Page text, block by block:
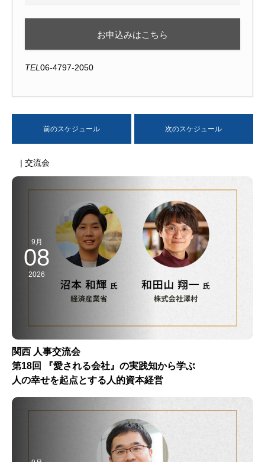
お申込みはこちら
TEL06-4797-2050
前のスケジュール 次のスケジュール
| 交流会
9月
08
2026
関西 人事交流会
第18回 『愛される会社』の実践知から学ぶ
人の幸せを起点とする人的資本経営